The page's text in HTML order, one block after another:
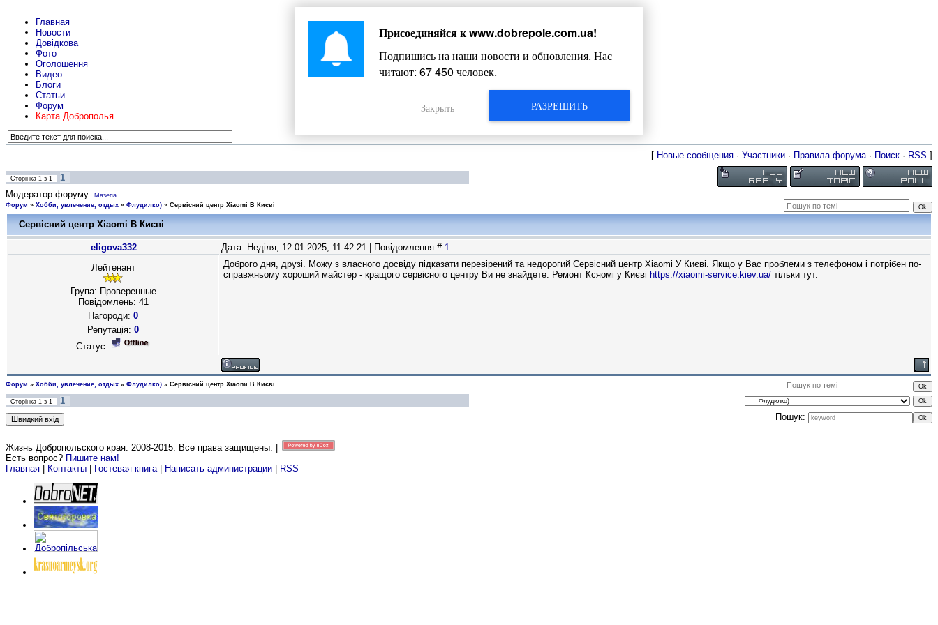
Главная
Новости
Довідкова
Фото
Оголошення
Видео
Блоги
Статьи
Форум
Карта Доброполья
Жизнь Добропольского края
[ Новые сообщения · Участники · Правила форума· Поиск · RSS ]
Сторінка 1 з 1
1
Модератор форуму: Мазепа
Форум » Хобби, увлечение, отдых » Флудилко) » Сервісний центр Xiaomi В Києві
Сервісний центр Xiaomi В Києві
eligova332 Дата: Неділя, 12.01.2025, 11:42:21 | Повідомлення # 1
Лейтенант
Група: Проверенные
Повідомлень: 41
Нагороди: 0
Репутація: 0
Статус:
Доброго дня, друзі. Можу з власного досвіду підказати перевірений та недорогий Сервісний центр Xiaomi У Києві. Якщо у Вас проблеми з телефоном і потрібен по-
справжньому хороший майстер - кращого сервісного центру Ви не знайдете. Ремонт Ксяомі у Києві https://xiaomi-service.kiev.ua/ тільки тут.
Форум » Хобби, увлечение, отдых » Флудилко) » Сервісний центр Xiaomi В Києві
Сторінка 1 з 1
1
Пошук:
Жизнь Добропольского края: 2008-2015. Все права защищены. |
Есть вопрос? Пишите нам!
Главная
Контакты Гостевая книга| Написать администрации RSS
Присоединяйся кwww.dobrepole.com.ua!
Подпишись на наши новости и обновления. Нас
читают: 67 462 человек.
РАЗРЕШИТЬ
Закрыть